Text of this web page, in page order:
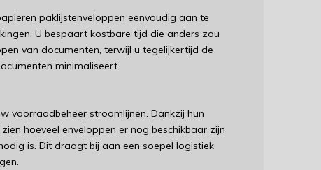
paklijstenveloppen eenvoudig aan te
U bespaart kostbare tijd die anders zou
van documenten, terwijl u tegelijkertijd de
minimaliseert.
voorraadbeheer stroomlijnen. Dankzij hun
hoeveel enveloppen er nog beschikbaar zijn
is. Dit draagt bij aan een soepel logistiek